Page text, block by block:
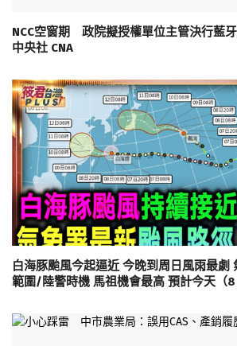
NCC空窗期 政院擬授權單位主管決行藍
中央社 CNA
白海豚颱風今起逼近 今晚到周日風雨最劇
範圍/陸警時機 馬祖機會最高 預計今天（